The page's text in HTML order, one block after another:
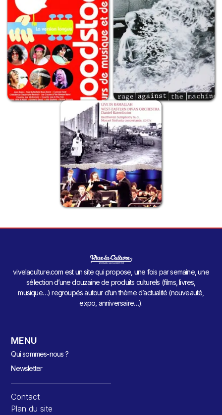
vivelaculture.com est un site qui propose, une fois par semaine, une
sélection d’une douzaine de produits culturels (films, livres,
musique…) regroupés autour d’un thème d’actualité (nouveauté,
expo, anniversaire…).
MENU
Qui sommes-nous ?
Newsletter
Contact
Plan du site